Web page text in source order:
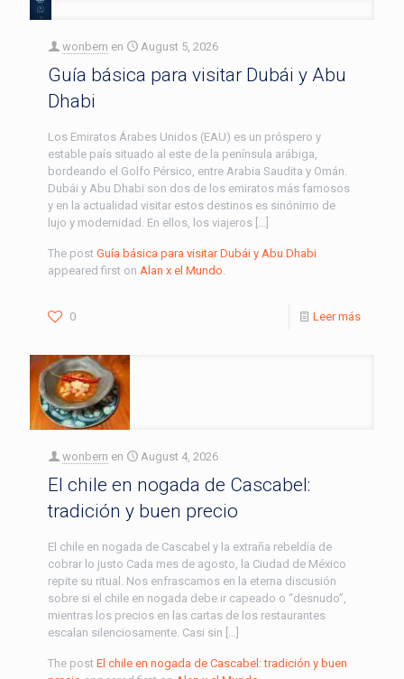
wonbern en August 5, 2026
Guía básica para visitar Dubái y Abu
Dhabi
Los Emiratos Árabes Unidos (EAU) es un próspero y
estable país situado al este de la península arábiga,
bordeando el Golfo Pérsico, entre Arabia Saudita y Omán.
Dubái y Abu Dhabi son dos de los emiratos más famosos
y en la actualidad visitar estos destinos es sinónimo de
lujo y modernidad. En ellos, los viajeros […]
The post Guía básica para visitar Dubái y Abu Dhabi
appeared first on Alan x el Mundo
0 Leer más
wonbern en August 4, 2026
El chile en nogada de Cascabel:
tradición y buen precio
El chile en nogada de Cascabel y la extraña rebeldía de
cobrar lo justo Cada mes de agosto, la Ciudad de México
repite su ritual. Nos enfrascamos en la eterna discusión
sobre si el chile en nogada debe ir capeado o “desnudo”,
mientras los precios en las cartas de los restaurantes
escalan silenciosamente. Casi sin […]
The post El chile en nogada de Cascabel: tradición y buen